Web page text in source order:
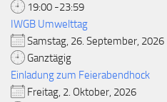
19:00 -23:59
IWGB Umwelttag
Samstag, 26. September, 2026
Ganztägig
Einladung zum Feierabendhock
Freitag, 2. Oktober, 2026